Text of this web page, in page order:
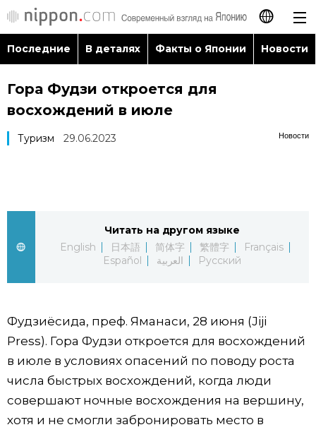
日本語
Español
العربية
Последние
Факты о Японии
Новости
Фото/Видео
Разделы
Люди
Популярные статьи
Последние В деталях Факты о Японии Новости
Гора Фудзи откроется для
восхождений в июле
Новости
Туризм 29.06.2023
Читать на другом языке
English
日本語 简体字 繁體字
Français
Español
العربية Русский
Фудзиёсида, преф. Яманаси, 28 июня (Jiji
Press). Гора Фудзи откроется для восхождений
в июле в условиях опасений по поводу роста
числа быстрых восхождений, когда люди
совершают ночные восхождения на вершину,
хотя и не смогли забронировать место в